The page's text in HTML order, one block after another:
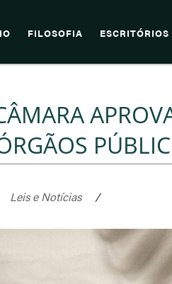
FILOSOFIA ESCRITÓRIOS
Leis e Notícias /